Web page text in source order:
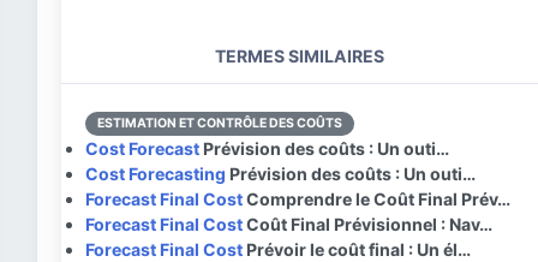
TERMES SIMILAIRES
ESTIMATION ET CONTRÔLE DES COÛTS
Cost Forecast Prévision des coûts : Un outi…
Cost Forecasting Prévision des coûts : Un outi…
Forecast Final CostComprendre le Coût Final Prév…
Forecast Final CostCoût Final Prévisionnel : Nav…
Forecast Final Cost Prévoir le coût final : Un él…